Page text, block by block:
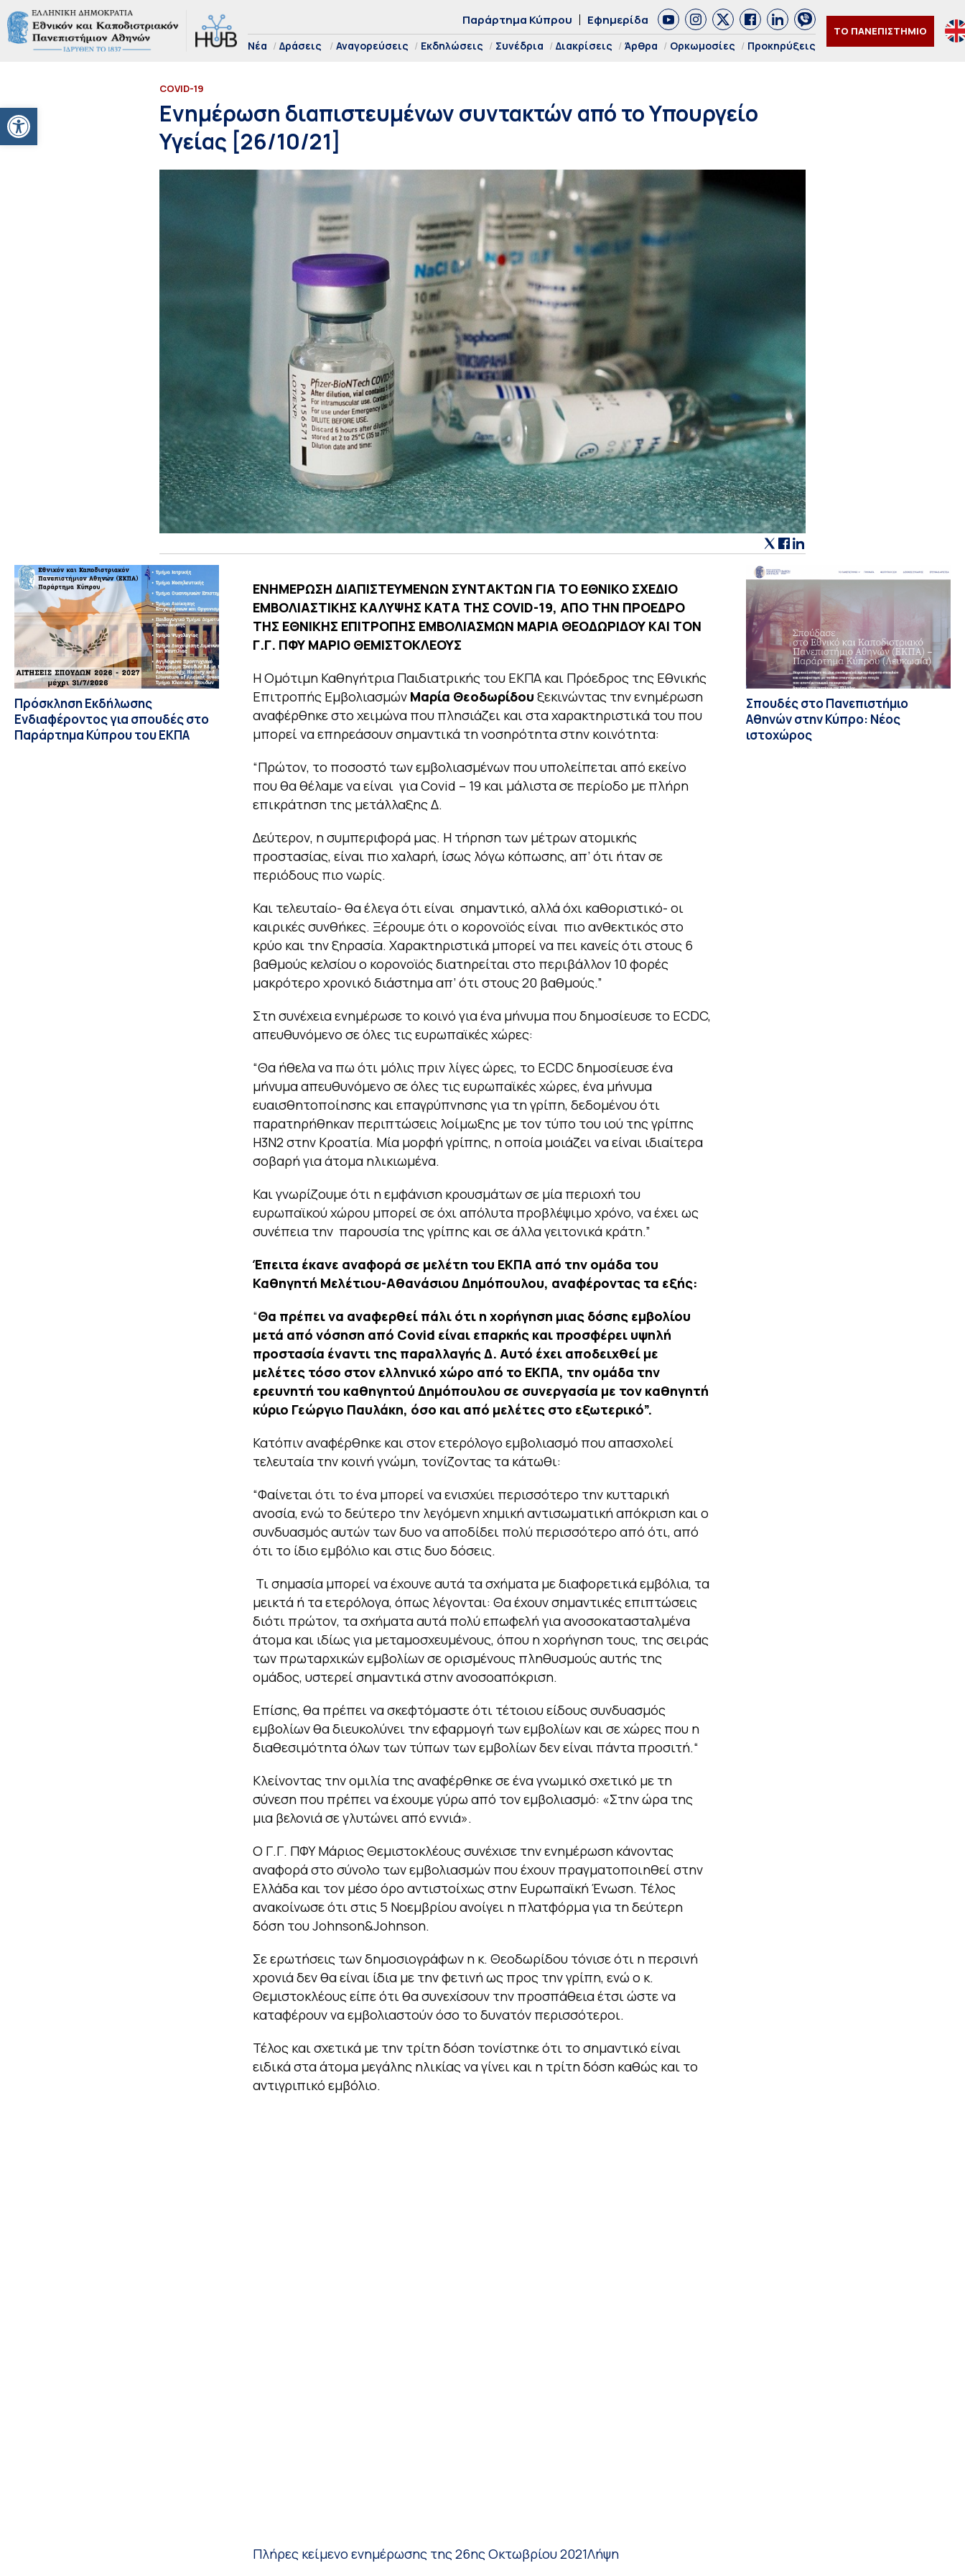
Ανοίξτε τη γραμμή εργαλείων
Παράρτημα Κύπρου Εφημερίδα
Νέα Δράσεις Αναγορεύσεις Εκδηλώσεις Συνέδρια Διακρίσεις Άρθρα Ορκωμοσίες Προκηρύξεις
ΤΟ ΠΑΝΕΠΙΣΤΗΜΙΟ
COVID-19
Ενημέρωση διαπιστευμένων συντακτών από το Υπουργείο
Υγείας [26/10/21]
Πρόσκληση Εκδήλωσης
Ενδιαφέροντος για σπουδές στο
Παράρτημα Κύπρου του ΕΚΠΑ
EΝΗΜΕΡΩΣΗ ΔΙΑΠΙΣΤΕΥΜΕΝΩΝ ΣΥΝΤΑΚΤΩΝ ΓΙΑ ΤΟ ΕΘΝΙΚΟ ΣΧΕΔΙΟ
ΕΜΒΟΛΙΑΣΤΙΚΗΣ ΚΑΛΥΨΗΣ ΚΑΤΑ ΤΗΣ COVID-19, ΑΠΟ ΤΗΝ ΠΡΟΕΔΡΟ
ΤΗΣ ΕΘΝΙΚΗΣ ΕΠΙΤΡΟΠΗΣ ΕΜΒΟΛΙΑΣΜΩΝ ΜΑΡΙΑ ΘΕΟΔΩΡΙΔΟΥ ΚΑΙ ΤΟΝ
Γ.Γ. ΠΦΥ ΜΑΡΙΟ ΘΕΜΙΣΤΟΚΛΕΟΥΣ
Η Ομότιμη Καθηγήτρια Παιδιατρικής του ΕΚΠΑ και Πρόεδρος της Εθνικής
Επιτροπής Εμβολιασμών Μαρία Θεοδωρίδου ξεκινώντας την ενημέρωση
αναφέρθηκε στο χειμώνα που πλησιάζει και στα χαρακτηριστικά του που
μπορεί να επηρεάσουν σημαντικά τη νοσηρότητα στην κοινότητα:
“Πρώτον, το ποσοστό των εμβολιασμένων που υπολείπεται από εκείνο
που θα θέλαμε να είναι για Covid – 19 και μάλιστα σε περίοδο με πλήρη
επικράτηση της μετάλλαξης Δ.
Δεύτερον, η συμπεριφορά μας. Η τήρηση των μέτρων ατομικής
προστασίας, είναι πιο χαλαρή, ίσως λόγω κόπωσης, απ’ ότι ήταν σε
περιόδους πιο νωρίς.
Και τελευταίο- θα έλεγα ότι είναι σημαντικό, αλλά όχι καθοριστικό- οι
καιρικές συνθήκες. Ξέρουμε ότι ο κορονοϊός είναι πιο ανθεκτικός στο
κρύο και την ξηρασία. Χαρακτηριστικά μπορεί να πει κανείς ότι στους 6
βαθμούς κελσίου ο κορονοϊός διατηρείται στο περιβάλλον 10 φορές
μακρότερο χρονικό διάστημα απ’ ότι στους 20 βαθμούς.”
Στη συνέχεια ενημέρωσε το κοινό για ένα μήνυμα που δημοσίευσε το ECDC,
απευθυνόμενο σε όλες τις ευρωπαϊκές χώρες:
“Θα ήθελα να πω ότι μόλις πριν λίγες ώρες, το ECDC δημοσίευσε ένα
μήνυμα απευθυνόμενο σε όλες τις ευρωπαϊκές χώρες, ένα μήνυμα
ευαισθητοποίησης και επαγρύπνησης για τη γρίπη, δεδομένου ότι
παρατηρήθηκαν περιπτώσεις λοίμωξης με τον τύπο του ιού της γρίπης
Η3Ν2 στην Κροατία. Μία μορφή γρίπης, η οποία μοιάζει να είναι ιδιαίτερα
σοβαρή για άτομα ηλικιωμένα.
Και γνωρίζουμε ότι η εμφάνιση κρουσμάτων σε μία περιοχή του
ευρωπαϊκού χώρου μπορεί σε όχι απόλυτα προβλέψιμο χρόνο, να έχει ως
συνέπεια την παρουσία της γρίπης και σε άλλα γειτονικά κράτη.”
Έπειτα έκανε αναφορά σε μελέτη του ΕΚΠΑ από την ομάδα του
Καθηγητή Μελέτιου-Αθανάσιου Δημόπουλου, αναφέροντας τα εξής:
“Θα πρέπει να αναφερθεί πάλι ότι η χορήγηση μιας δόσης εμβολίου
μετά από νόσηση από Covid είναι επαρκής και προσφέρει υψηλή
προστασία έναντι της παραλλαγής Δ. Αυτό έχει αποδειχθεί με
μελέτες τόσο στον ελληνικό χώρο από το ΕΚΠΑ, την ομάδα την
ερευνητή του καθηγητού Δημόπουλου σε συνεργασία με τον καθηγητή
κύριο Γεώργιο Παυλάκη, όσο και από μελέτες στο εξωτερικό”.
Κατόπιν αναφέρθηκε και στον ετερόλογο εμβολιασμό που απασχολεί
τελευταία την κοινή γνώμη, τονίζοντας τα κάτωθι:
“Φαίνεται ότι το ένα μπορεί να ενισχύει περισσότερο την κυτταρική
ανοσία, ενώ το δεύτερο την λεγόμενη χημική αντισωματική απόκριση και ο
συνδυασμός αυτών των δυο να αποδίδει πολύ περισσότερο από ότι, από
ότι το ίδιο εμβόλιο και στις δυο δόσεις.
Τι σημασία μπορεί να έχουνε αυτά τα σχήματα με διαφορετικά εμβόλια, τα
μεικτά ή τα ετερόλογα, όπως λέγονται: Θα έχουν σημαντικές επιπτώσεις
διότι πρώτον, τα σχήματα αυτά πολύ επωφελή για ανοσοκατασταλμένα
άτομα και ιδίως για μεταμοσχευμένους, όπου η χορήγηση τους, της σειράς
των πρωταρχικών εμβολίων σε ορισμένους πληθυσμούς αυτής της
ομάδος, υστερεί σημαντικά στην ανοσοαπόκριση.
Επίσης, θα πρέπει να σκεφτόμαστε ότι τέτοιου είδους συνδυασμός
εμβολίων θα διευκολύνει την εφαρμογή των εμβολίων και σε χώρες που η
διαθεσιμότητα όλων των τύπων των εμβολίων δεν είναι πάντα προσιτή.“
Κλείνοντας την ομιλία της αναφέρθηκε σε ένα γνωμικό σχετικό με τη
σύνεση που πρέπει να έχουμε γύρω από τον εμβολιασμό: «Στην ώρα της
μια βελονιά σε γλυτώνει από εννιά».
Ο Γ.Γ. ΠΦΥ Μάριος Θεμιστοκλέους συνέχισε την ενημέρωση κάνοντας
αναφορά στο σύνολο των εμβολιασμών που έχουν πραγματοποιηθεί στην
Ελλάδα και τον μέσο όρο αντιστοίχως στην Ευρωπαϊκή Ένωση. Τέλος
ανακοίνωσε ότι στις 5 Νοεμβρίου ανοίγει η πλατφόρμα για τη δεύτερη
δόση του Johnson&Johnson.
Σε ερωτήσεις των δημοσιογράφων η κ. Θεοδωρίδου τόνισε ότι η περσινή
χρονιά δεν θα είναι ίδια με την φετινή ως προς την γρίπη, ενώ ο κ.
Θεμιστοκλέους είπε ότι θα συνεχίσουν την προσπάθεια έτσι ώστε να
καταφέρουν να εμβολιαστούν όσο το δυνατόν περισσότεροι.
Τέλος και σχετικά με την τρίτη δόση τονίστηκε ότι το σημαντικό είναι
ειδικά στα άτομα μεγάλης ηλικίας να γίνει και η τρίτη δόση καθώς και το
αντιγριπικό εμβόλιο.
Πλήρες κείμενο ενημέρωσης της 26ης Οκτωβρίου 2021Λήψη
Σπουδές στο Πανεπιστήμιο
Αθηνών στην Κύπρο: Νέος
ιστοχώρος